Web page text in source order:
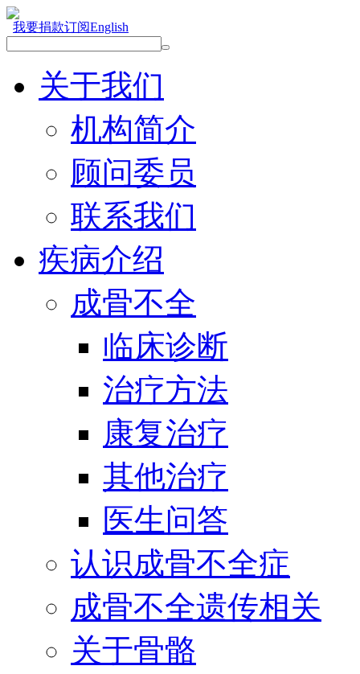
我要捐款订阅English
关于我们
机构简介
顾问委员
联系我们
疾病介绍
成骨不全
临床诊断
治疗方法
康复治疗
其他治疗
医生问答
认识成骨不全症
成骨不全遗传相关
关于骨骼